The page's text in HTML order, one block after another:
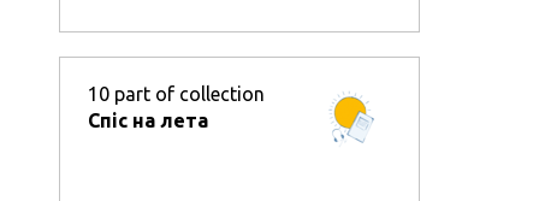
10 part of collection
Спіс на лета